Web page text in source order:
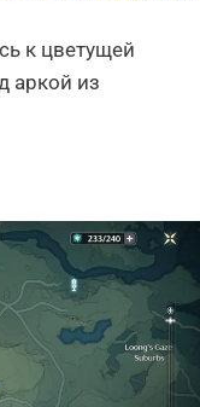
к цветущей
аркой из